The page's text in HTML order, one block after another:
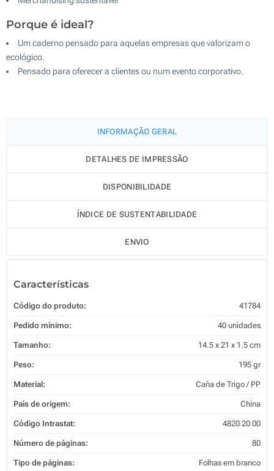
Porque é ideal?
Um caderno pensado para aquelas empresas que valorizam o
ecológico.
Pensado para oferecer a clientes ou num evento corporativo.
INFORMAÇÃO GERAL
DETALHES DE IMPRESSÃO
DISPONIBILIDADE
ÍNDICE DE SUSTENTABILIDADE
ENVIO
Características
Código do produto: 41784
Pedido mínimo: 40 unidades
Tamanho: 14.5 x 21 x 1.5 cm
Peso: 195 gr
Material: Cańa de Trigo / PP
País de origem: China
Código Intrastat: 4820 20 00
Número de páginas: 80
Tipo de páginas: Folhas em branco